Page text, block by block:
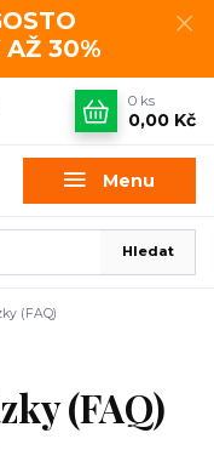
AŽ 30%
Menu
Hledat
0 ks
0,00 Kč
(FAQ)
(FAQ)